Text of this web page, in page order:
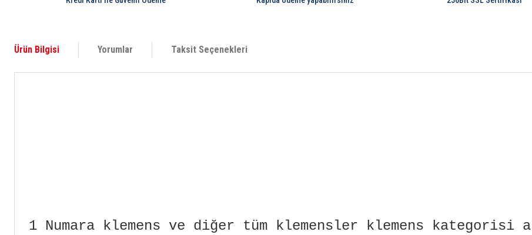
Ürün Bilgisi Yorumlar Taksit Seçenekleri
1 Numara klemens ve diğer tüm klemensler klemens kategorisi